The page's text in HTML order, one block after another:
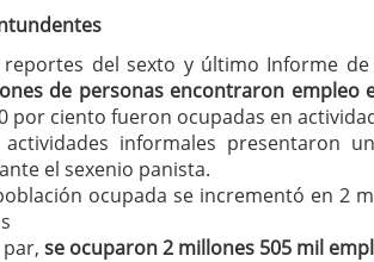
reportes del sexto y último Informe
de personas encontraron empleo
por ciento fueron ocupadas en
actividades informales presentaron
el sexenio panista.
ocupada se incrementó en 2
par, se ocuparon 2 millones 505 mil